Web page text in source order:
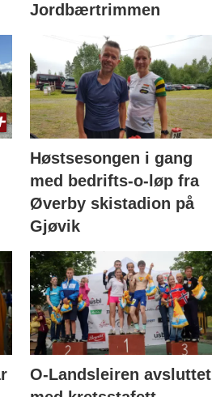
Jordbærtrimmen
Høstsesongen i gang
med bedrifts-o-løp fra
Øverby skistadion på
Gjøvik
O-Landsleiren avsluttet